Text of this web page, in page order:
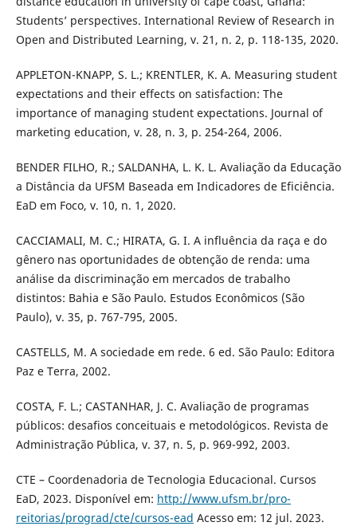
Students’ perspectives. International Review of Research in
Open and Distributed Learning, v. 21, n. 2, p. 118-135, 2020.
APPLETON-KNAPP, S. L.; KRENTLER, K. A. Measuring student
expectations and their effects on satisfaction: The
importance of managing student expectations. Journal of
marketing education, v. 28, n. 3, p. 254-264, 2006.
BENDER FILHO, R.; SALDANHA, L. K. L. Avaliação da Educação
a Distância da UFSM Baseada em Indicadores de Eficiência.
EaD em Foco, v. 10, n. 1, 2020.
CACCIAMALI, M. C.; HIRATA, G. I. A influência da raça e do
gênero nas oportunidades de obtenção de renda: uma
análise da discriminação em mercados de trabalho
distintos: Bahia e São Paulo. Estudos Econômicos (São
Paulo), v. 35, p. 767-795, 2005.
CASTELLS, M. A sociedade em rede. 6 ed. São Paulo: Editora
Paz e Terra, 2002.
COSTA, F. L.; CASTANHAR, J. C. Avaliação de programas
públicos: desafios conceituais e metodológicos. Revista de
Administração Pública, v. 37, n. 5, p. 969-992, 2003.
CTE – Coordenadoria de Tecnologia Educacional. Cursos
EaD, 2023. Disponível em: http://www.ufsm.br/pro-
reitorias/prograd/cte/cursos-ead Acesso em: 12 jul. 2023.